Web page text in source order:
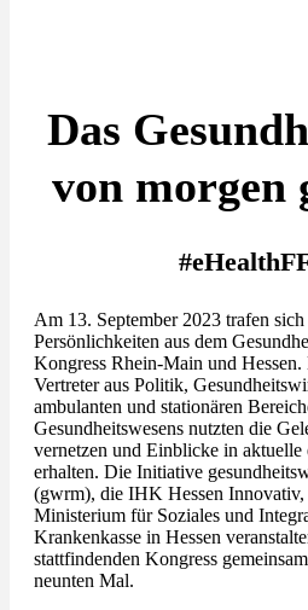
Das
von morgen
Am 13. September 2023 trafen
Persönlichkeiten aus dem
Kongress Rhein-Main und
Vertreter aus Politik,
ambulanten und stationären
Gesundheitswesens nutzten die
vernetzen und Einblicke in aktuelle
erhalten. Die Initiative
(gwrm), die IHK Hessen Innovativ,
Ministerium für Soziales und
Krankenkasse in Hessen
stattfindenden Kongress
neunten Mal.